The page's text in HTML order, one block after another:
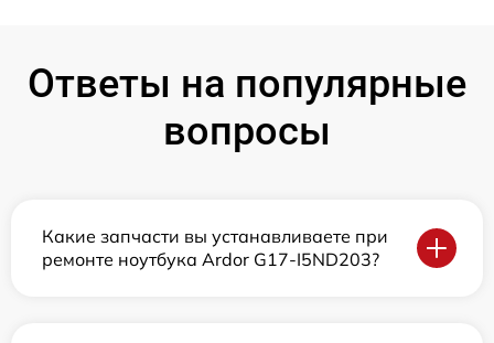
Ответы на популярные
вопросы
Какие запчасти вы устанавливаете при
ремонте ноутбука Ardor G17-I5ND203?